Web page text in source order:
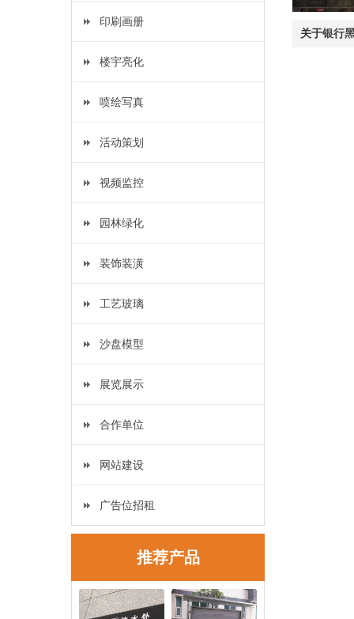
印刷画册
楼宇亮化
喷绘写真
活动策划
视频监控
园林绿化
装饰装潢
工艺玻璃
沙盘模型
展览展示
合作单位
网站建设
广告位招租
推荐产品
关于银行